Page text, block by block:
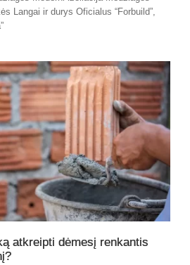
Langai ir durys Oficialus “Forbuild”,
atkreipti dėmesį renkantis